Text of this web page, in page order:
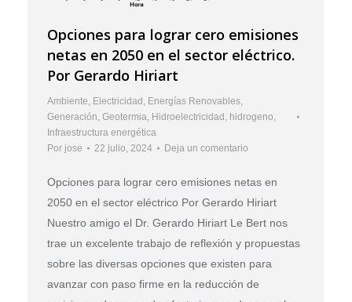
Opciones para lograr cero emisiones
netas en 2050 en el sector eléctrico.
Por Gerardo Hiriart
Ambiente, Electricidad , Energías Renovables,
Generación, Geotermia, Hidroelectricidad , hidrogeno,
Infraestructura energética
Por jose 22 julio, 2024 Deja un comentario
Opciones para lograr cero emisiones netas en
2050 en el sector eléctrico Por Gerardo Hiriart
Nuestro amigo el Dr. Gerardo Hiriart Le Bert nos
trae un excelente trabajo de reflexión y propuestas
sobre las diversas opciones que existen para
avanzar con paso firme en la reducción de